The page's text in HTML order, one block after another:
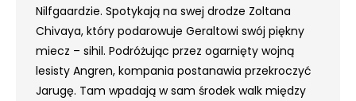
Nilfgaardzie. Spotykają na swej drodze Zoltana
Chivaya, który podarowuje Geraltowi swój piękny
miecz – sihil. Podróżując przez ogarnięty wojną
lesisty Angren, kompania postanawia przekroczyć
Jarugę. Tam wpadają w sam środek walk między